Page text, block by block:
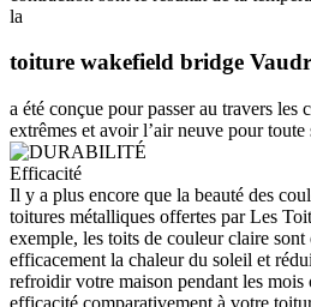
la
toiture wakefield bridge
a été conçue pour passer au travers les
extrêmes et avoir l’air neuve pour toute
Efficacité
Il y a plus encore que la beauté des
toitures métalliques offertes par Les
exemple, les toits de couleur claire
efficacement la chaleur du soleil et
refroidir votre maison pendant les mois
efficacité comparativement à votre